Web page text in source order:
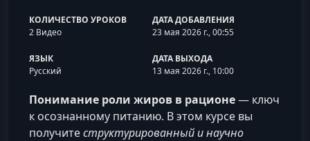
КОЛИЧЕСТВО УРОКОВ
2 Видео
ДАТА ДОБАВЛЕНИЯ
23 мая 2026 г., 00:55
ЯЗЫК
Русский
ДАТА ВЫХОДА
13 мая 2026 г., 10:00
Понимание роли жиров в рационе— ключ
к осознанному питанию. В этом курсе вы
получитеструктурированный и научно